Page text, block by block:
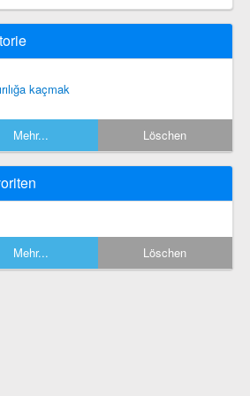
kaçmak
Mehr... Löschen
Mehr... Löschen